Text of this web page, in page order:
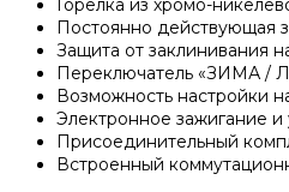
Горелка из хромо-
Постоянно действующая
Защита от заклинивания
Переключатель «ЗИМА /
Возможность настройки
Электронное зажигание
Присоединительный
Встроенный